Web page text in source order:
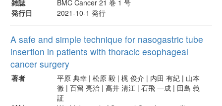
雑誌
BMC Cancer 21 巻 1 号
発行日
2021-10-1 発行
A safe and simple technique for nasogastric tube
insertion in patients with thoracic esophageal
cancer surgery
著者
平原 典幸 | 松原 毅 | 梶 俊介 | 内田 有紀 | 山本
徹 | 百留 亮治 | 髙井 清江 | 石飛 一成 | 田島 義
証